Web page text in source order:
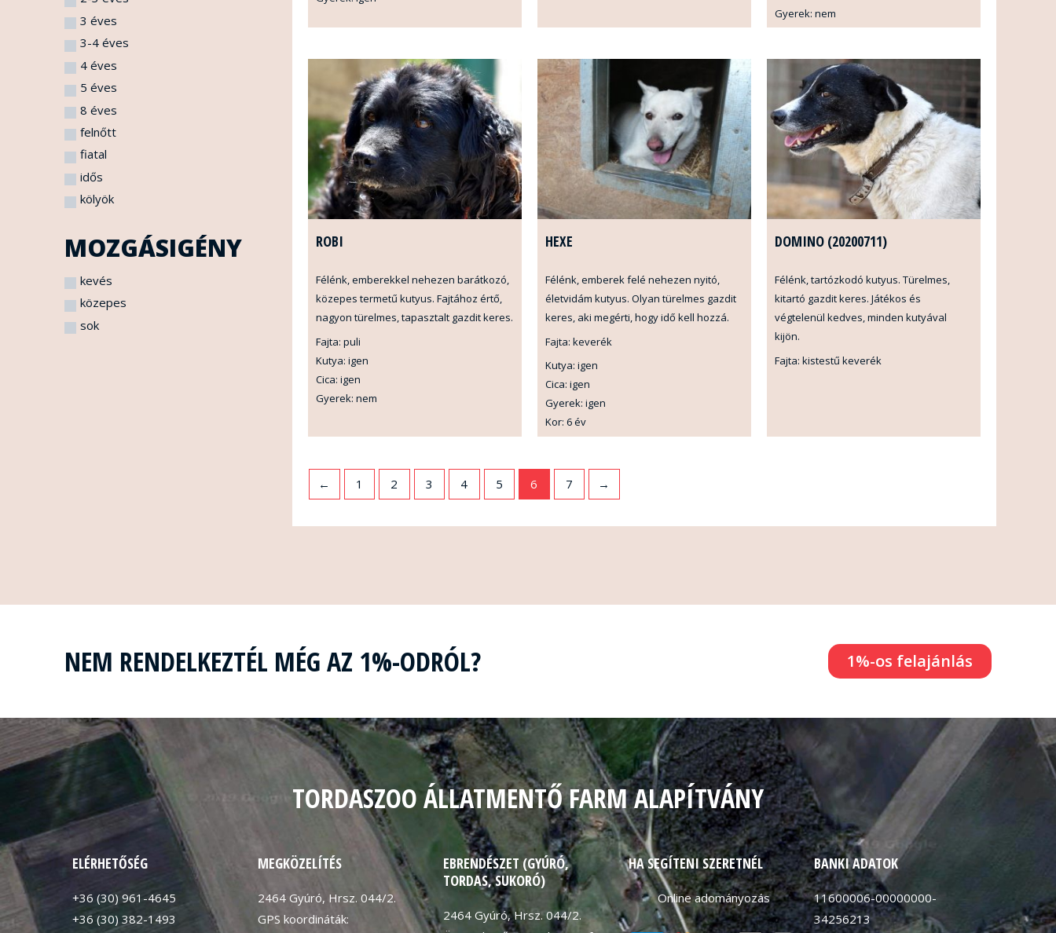
3 éves
3-4 éves
4 éves
5 éves
8 éves
felnőtt
fiatal
idős
kölyök
MOZGÁSIGÉNY
kevés
közepes
sok
Gyerek: nem
ROBI
Félénk, emberekkel nehezen barátkozó,
közepes termetű kutyus. Fajtához értő,
nagyon türelmes, tapasztalt gazdit keres.
Fajta: puli
Kutya: igen
Cica: igen
Gyerek: nem
HEXE
Félénk, emberek felé nehezen nyitó,
életvidám kutyus. Olyan türelmes gazdit
keres, aki megérti, hogy idő kell hozzá.
Fajta: keverék
Kutya: igen
Cica: igen
Gyerek: igen
Kor: 6 év
DOMINO (20200711)
Félénk, tartózkodó kutyus. Türelmes,
kitartó gazdit keres. Játékos és
végtelenül kedves, minden kutyával
kijön.
Fajta: kistestű keverék
← 1 2 3 4 5 6 7 →
NEM RENDELKEZTÉL MÉG AZ 1%-ODRÓL? 1%-os felajánlás
TORDASZOO ÁLLATMENTŐ FARM ALAPÍTVÁNY
ELÉRHETŐSÉG
+36 (30) 961-4645
+36 (30) 382-1493
MEGKÖZELÍTÉS
2464 Gyúró, Hrsz. 044/2.
GPS koordináták:
EBRENDÉSZET (GYÚRÓ,
TORDAS, SUKORÓ)
2464 Gyúró, Hrsz. 044/2.
HA SEGÍTENI SZERETNÉL
Online adományozás
BANKI ADATOK
11600006-00000000-
34256213